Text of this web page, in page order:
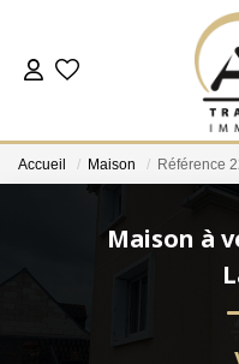
Accueil Maison Référence
Maison à